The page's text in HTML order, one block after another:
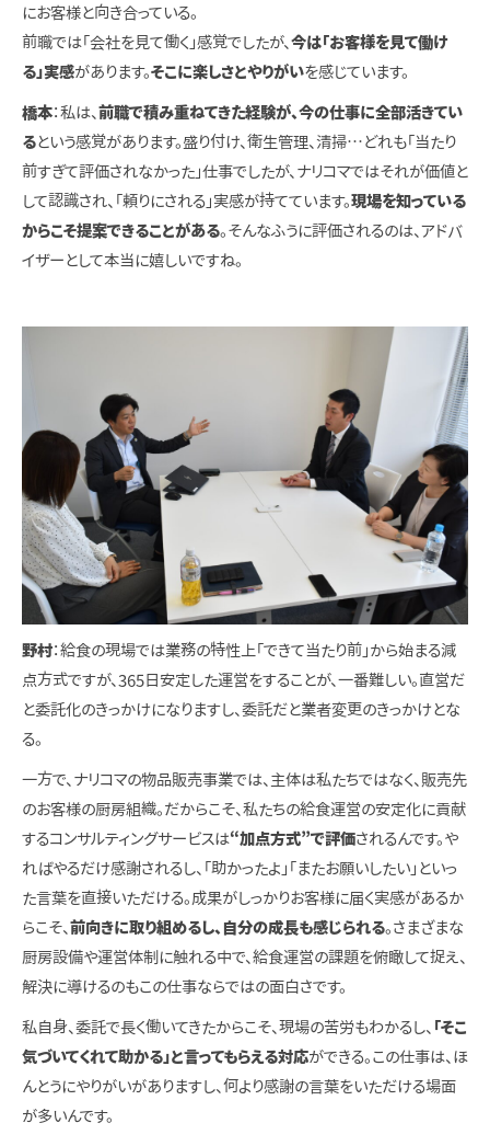
にお客様と向き合っている。
前職では「会社を見て働く」感覚でしたが、 今は「お客様を見て働け
る」実感があります。そこに楽しさとやりがいを感じています。
橋本：私は、 前職で積み重ねてきた経験が、今の仕事に全部活きてい
るという感覚があります。盛り付け、衛生管理、清掃…どれも「当たり
前すぎて評価されなかった」仕事でしたが、ナリコマではそれが価値と
して認識され、「頼りにされる」実感が持てています。現場を知っている
からこそ提案できることがある。そんなふうに評価されるのは、アドバ
イザーとして本当に嬉しいですね。
野村：給食の現場では業務の特性上「できて当たり前」から始まる減
点方式ですが、365日安定した運営をすることが、一番難しい。直営だ
と委託化のきっかけになりますし、委託だと業者変更のきっかけとな
る。
一方で、ナリコマの物品販売事業では、主体は私たちではなく、販売先
のお客様の厨房組織。だからこそ、私たちの給食運営の安定化に貢献
するコンサルティングサービスは“加点方式”で評価されるんです。や
ればやるだけ感謝されるし、「助かったよ」「またお願いしたい」といっ
た言葉を直接いただける。成果がしっかりお客様に届く実感があるか
らこそ、 前向きに取り組めるし、自分の成長も感じられる。さまざまな
厨房設備や運営体制に触れる中で、給食運営の課題を俯瞰して捉え、
解決に導けるのもこの仕事ならではの面白さです。
私自身、委託で長く働いてきたからこそ、現場の苦労もわかるし、 「そこ
気づいてくれて助かる」と言ってもらえる対応ができる。この仕事は、ほ
んとうにやりがいがありますし、何より感謝の言葉をいただける場面
が多いんです。